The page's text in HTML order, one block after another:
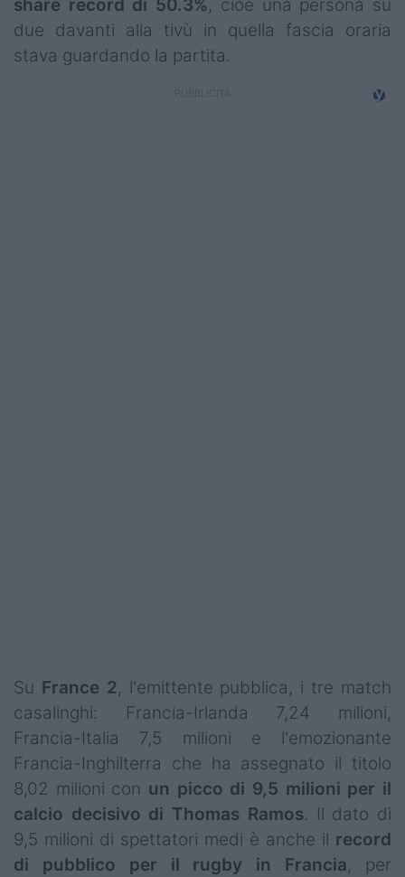
share record di 50.3%, cioè una persona su
due davanti alla tivù in quella fascia oraria
stava guardando la partita.
Su France 2, l'emittente pubblica, i tre match
casalinghi: Francia-Irlanda 7,24 milioni,
Francia-Italia 7,5 milioni e l'emozionante
Francia-Inghilterra che ha assegnato il titolo
8,02 milioni con un picco di 9,5 milioni per il
calcio decisivo di Thomas Ramos. Il dato di
9,5 milioni di spettatori medi è anche il record
di pubblico per il rugby in Francia, per